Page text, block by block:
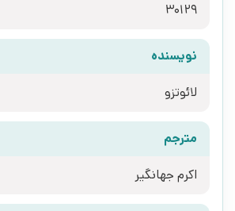
30129
نویسنده
لائوتزو
مترجم
اکرم جهانگیر